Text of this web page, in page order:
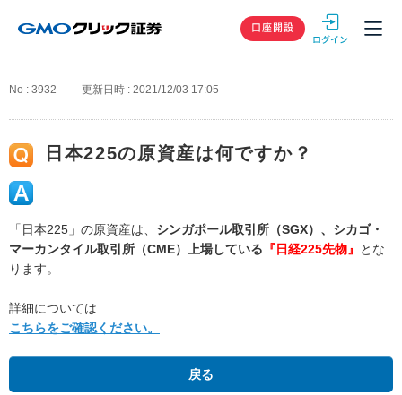
GMOクリック
口座開設
No : 3932 更新日時 : 2021/12/03 17:05
日本225の原資産は何ですか？
「日本225」の原資産は、 シンガポール取引所（SGX）、シカゴ・
マーカンタイル取引所（CME）上場している 『日経225先物』
とな
ります。
詳細については
こちらをご確認ください。
戻る